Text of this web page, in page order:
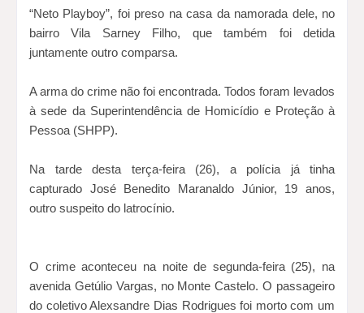
“Neto Playboy”, foi preso na casa da namorada dele, no
bairro Vila Sarney Filho, que também foi detida
juntamente outro comparsa.
A arma do crime não foi encontrada. Todos foram levados
à sede da Superintendência de Homicídio e Proteção à
Pessoa (SHPP).
Na tarde desta terça-feira (26), a polícia já tinha
capturado José Benedito Maranaldo Júnior, 19 anos,
outro suspeito do latrocínio.
O crime aconteceu na noite de segunda-feira (25), na
avenida Getúlio Vargas, no Monte Castelo. O passageiro
do coletivo Alexsandre Dias Rodrigues foi morto com um